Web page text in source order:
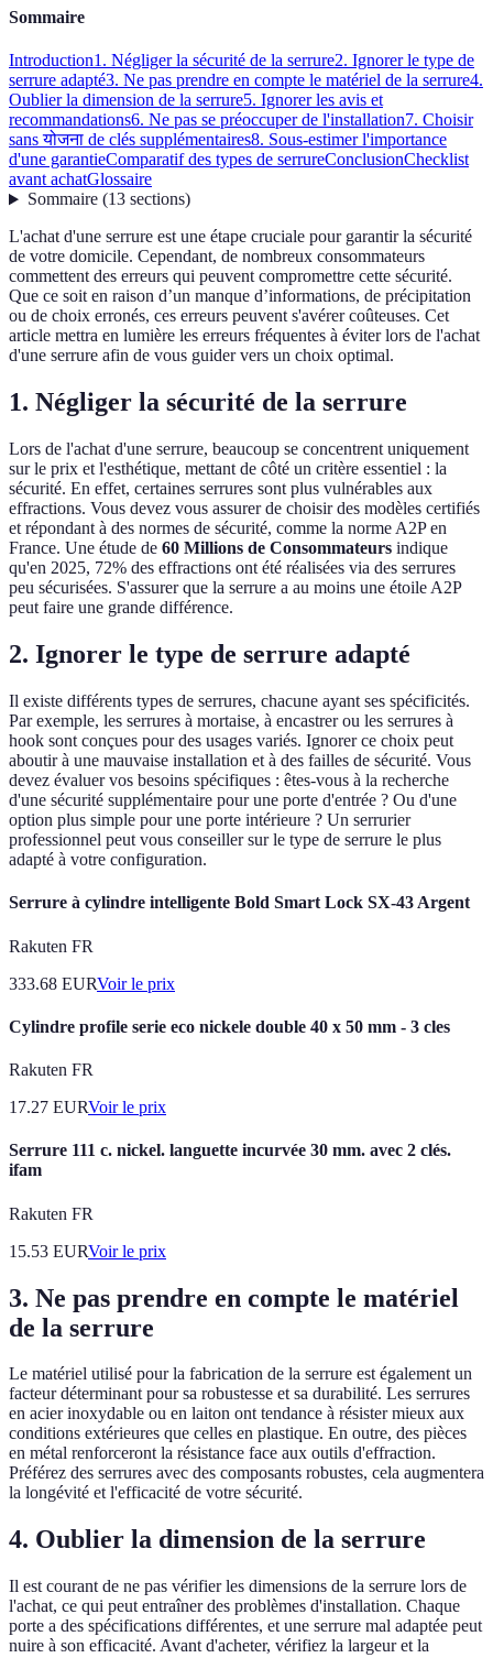
Sommaire
Introduction1. Négliger la sécurité de la serrure2. Ignorer le type de
serrure adapté3. Ne pas prendre en compte le matériel de la serrure4.
Oublier la dimension de la serrure5. Ignorer les avis et
recommandations6. Ne pas se préoccuper de l'installation7. Choisir
sans योजना de clés supplémentaires8. Sous-estimer l'importance
d'une garantieComparatif des types de serrureConclusionChecklist
avant achatGlossaire
Sommaire(13 sections)
L'achat d'une serrure est une étape cruciale pour garantir la sécurité
de votre domicile. Cependant, de nombreux consommateurs
commettent des erreurs qui peuvent compromettre cette sécurité.
Que ce soit en raison d’un manque d’informations, de précipitation
ou de choix erronés, ces erreurs peuvent s'avérer coûteuses. Cet
article mettra en lumière les erreurs fréquentes à éviter lors de l'achat
d'une serrure afin de vous guider vers un choix optimal.
1. Négliger la sécurité de la serrure
Lors de l'achat d'une serrure, beaucoup se concentrent uniquement
sur le prix et l'esthétique, mettant de côté un critère essentiel : la
sécurité. En effet, certaines serrures sont plus vulnérables aux
effractions. Vous devez vous assurer de choisir des modèles certifiés
et répondant à des normes de sécurité, comme la norme A2P en
France. Une étude de 60 Millions de Consommateurs indique
qu'en 2025, 72% des effractions ont été réalisées via des serrures
peu sécurisées. S'assurer que la serrure a au moins une étoile A2P
peut faire une grande différence.
2. Ignorer le type de serrure adapté
Il existe différents types de serrures, chacune ayant ses spécificités.
Par exemple, les serrures à mortaise, à encastrer ou les serrures à
hook sont conçues pour des usages variés. Ignorer ce choix peut
aboutir à une mauvaise installation et à des failles de sécurité. Vous
devez évaluer vos besoins spécifiques : êtes-vous à la recherche
d'une sécurité supplémentaire pour une porte d'entrée ? Ou d'une
option plus simple pour une porte intérieure ? Un serrurier
professionnel peut vous conseiller sur le type de serrure le plus
adapté à votre configuration.
Serrure à cylindre intelligente Bold Smart Lock SX-43 Argent
Rakuten FR
333.68 EURVoir le prix
Cylindre profile serie eco nickele double 40 x 50 mm - 3 cles
Rakuten FR
17.27 EURVoir le prix
Serrure 111 c. nickel. languette incurvée 30 mm. avec 2 clés.
ifam
Rakuten FR
15.53 EURVoir le prix
3. Ne pas prendre en compte le matériel
de la serrure
Le matériel utilisé pour la fabrication de la serrure est également un
facteur déterminant pour sa robustesse et sa durabilité. Les serrures
en acier inoxydable ou en laiton ont tendance à résister mieux aux
conditions extérieures que celles en plastique. En outre, des pièces
en métal renforceront la résistance face aux outils d'effraction.
Préférez des serrures avec des composants robustes, cela augmentera
la longévité et l'efficacité de votre sécurité.
4. Oublier la dimension de la serrure
Il est courant de ne pas vérifier les dimensions de la serrure lors de
l'achat, ce qui peut entraîner des problèmes d'installation. Chaque
porte a des spécifications différentes, et une serrure mal adaptée peut
nuire à son efficacité. Avant d'acheter, vérifiez la largeur et la